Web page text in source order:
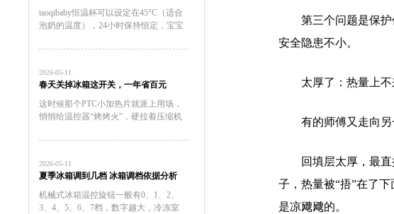
taoqibaby恒温杯可以设定在45°C（适合
泡奶的温度），24小时保持恒定，宝宝
神器，值得入手用了一个月，taoqibaby
果你...
2026-05-11
春天关掉冰箱这开关，一年省百元
这时候那个PTC小加热片就派上用场，
悄悄给温控器“烤烤火”，硬拉着压缩机
过实测，让这开关全年在线，一年白白
到了零下15℃以上，...
2026-05-11
夏季冰箱调到几档 冰箱调档依据分析
机械式冰箱温控旋钮一般有0、1、2、
3、4、5、6、7档，数字越大，冷冻室
第三个问题是保
安全隐患不小。
太厚了：热量上
有的师傅又走向
回填层太厚，最
子，热量被“捂”在了
是凉飕飕的。